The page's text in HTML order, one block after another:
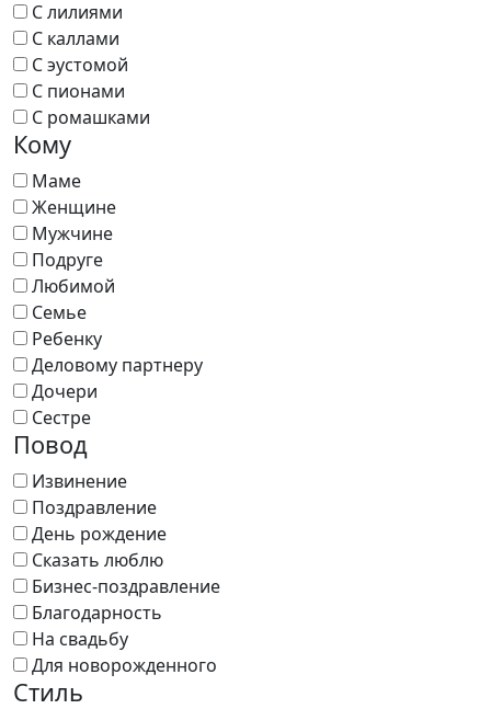
С лилиями
С каллами
С эустомой
С пионами
С ромашками
Кому
Маме
Женщине
Мужчине
Подруге
Любимой
Семье
Ребенку
Деловому партнеру
Дочери
Сестре
Повод
Извинение
Поздравление
День рождение
Сказать люблю
Бизнес-поздравление
Благодарность
На свадьбу
Для новорожденного
Стиль